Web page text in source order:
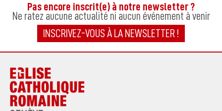
Pas encore inscrit(e) à notre newsletter ?
Ne ratez aucune actualité ni aucun événement à venir
INSCRIVEZ-VOUS À LA NEWSLETTER !